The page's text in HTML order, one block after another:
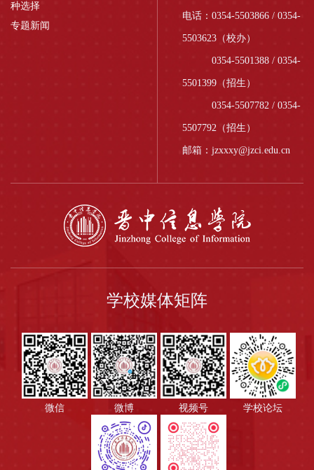
种选择
专题新闻
电话：0354-5503866 / 0354-
5503623（校办）
0354-5501388 / 0354-
5501399（招生）
0354-5507782 / 0354-
5507792（招生）
邮箱：jzxxxy@jzci.edu.cn
学校媒体矩阵
微信 微博 视频号 学校论坛